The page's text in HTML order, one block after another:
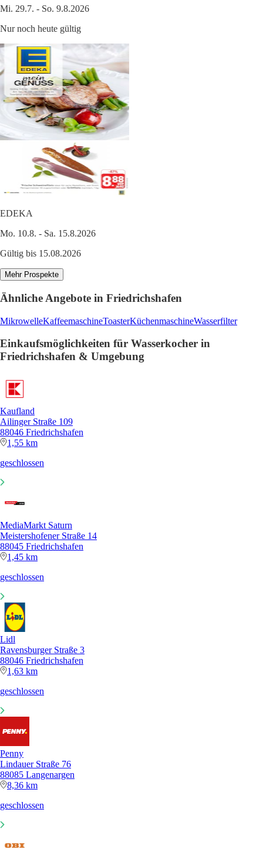
Mi. 29.7. - So. 9.8.2026
Nur noch heute gültig
EDEKA
Mo. 10.8. - Sa. 15.8.2026
Gültig bis 15.08.2026
Mehr Prospekte
Ähnliche Angebote in Friedrichshafen
MikrowelleKaffeemaschineToasterKüchenmaschineWasserfilter
Einkaufsmöglichkeiten für Wasserkocher in
Friedrichshafen & Umgebung
Kaufland
Ailinger Straße 109
88046 Friedrichshafen
1,55 km
geschlossen
MediaMarkt Saturn
Meistershofener Straße 14
88045 Friedrichshafen
1,45 km
geschlossen
Lidl
Ravensburger Straße 3
88046 Friedrichshafen
1,63 km
geschlossen
Penny
Lindauer Straße 76
88085 Langenargen
8,36 km
geschlossen